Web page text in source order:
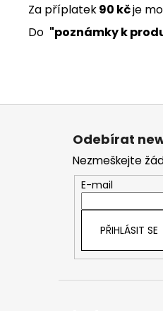
Za příplatek90 kčje
Do "poznámky k
Z
Odebírat
Nezmeškejte
E-mail
PŘIHLÁSIT SE